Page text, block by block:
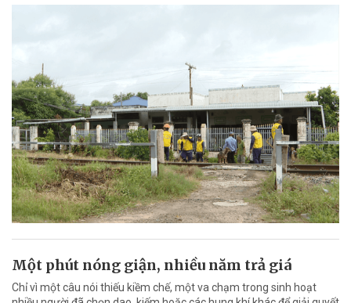
Một phút nóng giận, nhiều năm trả giá
Chỉ vì một câu nói thiếu kiềm chế, một va chạm trong sinh hoạt